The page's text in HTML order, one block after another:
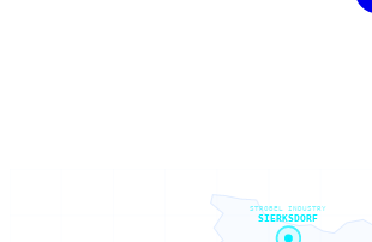
SIERKSDORF
STROBEL INDUSTRY